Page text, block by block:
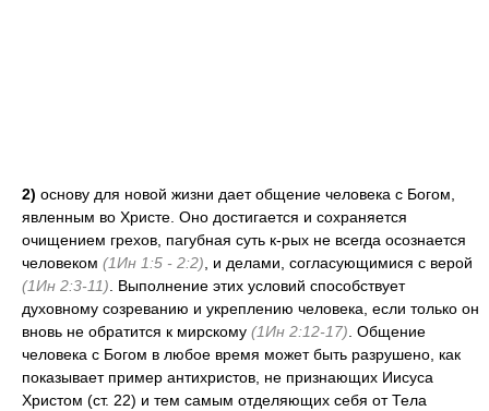
2) основу для новой жизни дает общение человека с Богом,
явленным во Христе. Оно достигается и сохраняется
очищением грехов, пагубная суть к-рых не всегда осознается
человеком (1Ин 1:5 - 2:2) , и делами, согласующимися с верой
(1Ин 2:3-11) . Выполнение этих условий способствует
духовному созреванию и укреплению человека, если только он
вновь не обратится к мирскому (1Ин 2:12-17) . Общение
человека с Богом в любое время может быть разрушено, как
показывает пример антихристов, не признающих Иисуса
Христом (ст. 22) и тем самым отделяющих себя от Тела